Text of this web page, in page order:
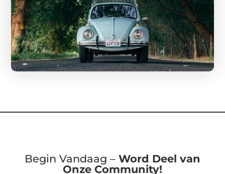
Begin Vandaag – Word Deel van
Onze Community!